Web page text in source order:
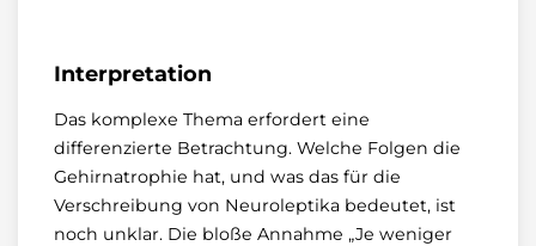
Interpretation
Das komplexe Thema erfordert eine
differenzierte Betrachtung. Welche Folgen die
Gehirnatrophie hat, und was das für die
Verschreibung von Neuroleptika bedeutet, ist
noch unklar. Die bloße Annahme „Je weniger